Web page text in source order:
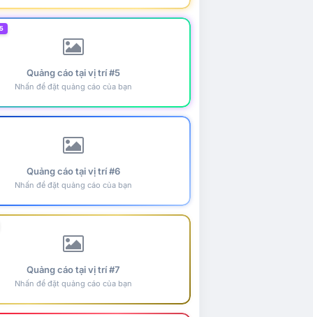
Quảng cáo tại vị trí #5
Nhấn để đặt quảng cáo của bạn
Quảng cáo tại vị trí #6
Nhấn để đặt quảng cáo của bạn
Quảng cáo tại vị trí #7
Nhấn để đặt quảng cáo của bạn